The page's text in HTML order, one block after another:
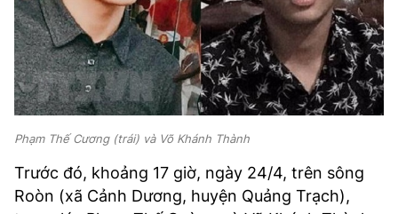
Phạm Thế Cương (trái) và Võ Khánh Thành
Trước đó, khoảng 17 giờ, ngày 24/4, trên sông
Roòn (xã Cảnh Dương, huyện Quảng Trạch),